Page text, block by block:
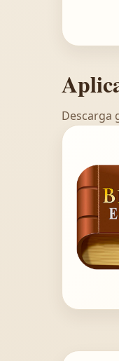
Descarga